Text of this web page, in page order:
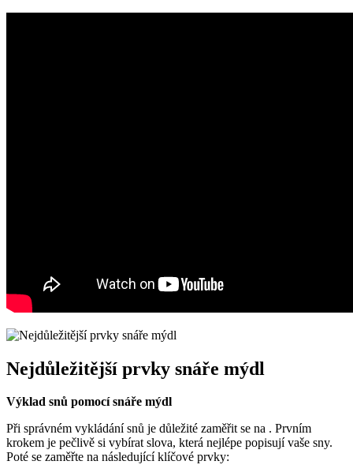
Nejdůležitější prvky snáře mýdl
Výklad​ snů pomocí snáře mýdl
Při správném vykládání snů ⁢je‌ důležité zaměřit​ se ‌na . Prvním
krokem je pečlivě ⁢si vybírat slova, která nejlépe popisují vaše⁣ sny.⁤
Poté se zaměřte na‍ následující klíčové prvky: